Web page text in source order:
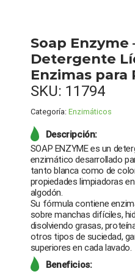
Soap Enzyme
Detergente
Enzimas para
SKU: 11794
Categoría: Enzimáticos
Descripción:
SOAP ENZYME es un
enzimático desarrollado
tanto blanca como de
propiedades limpiadoras
algodón.
Su fórmula contiene
sobre manchas difíciles,
disolviendo grasas,
otros tipos de suciedad,
superiores en cada lavado.
Beneficios: